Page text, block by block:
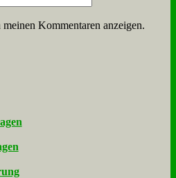
Kommentaren anzeigen.